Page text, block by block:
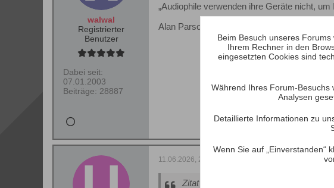
walwal
Registrierter
Benutzer
Dabei seit:
07.01.2003
Beiträge: 28887
„Audiophile verwenden ihre Geräte nicht,
Alan Parsons
11.06.2026, 21:58
Zitat von
Beim Besuch unseres
Ihrem Rechner in den
eingesetzten Cookies sind
Während Ihres Forum-Besuchs
Analysen
Detaillierte Informationen zu
Wenn Sie auf „Einverstanden“